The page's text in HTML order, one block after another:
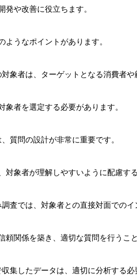
発や改善に役立ちます。
ようなポイントがあります。
象者は、ターゲットとなる消費者や
者を選定する必要があります。
質問の設計が非常に重要です。
対象者が理解しやすいように配慮す
査では、対象者との直接対面でのイ
頼関係を築き、適切な質問を行うこ
集したデータは、適切に分析する必